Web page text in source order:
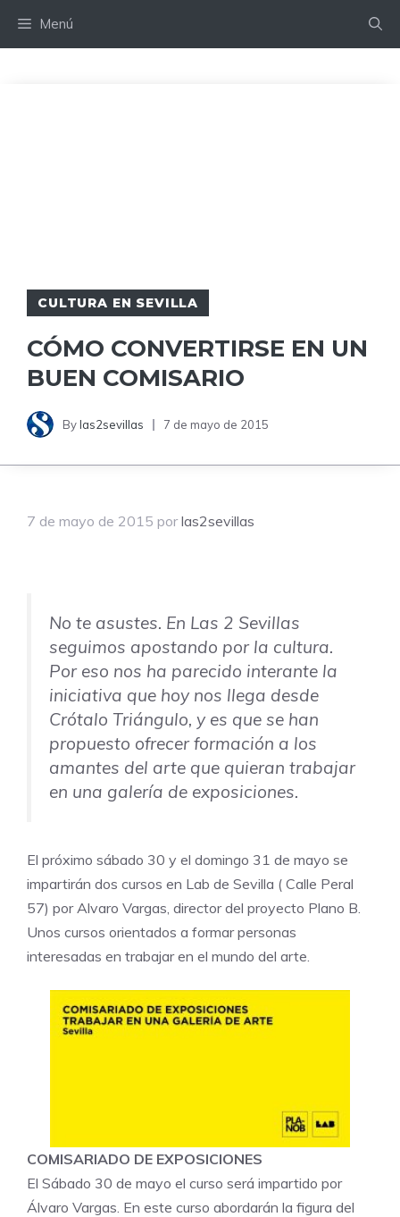
Menú
CULTURA EN SEVILLA
CÓMO CONVERTIRSE EN UN
BUEN COMISARIO
Bylas2sevillas 7 de mayo de 2015
7 de mayo de 2015 por las2sevillas
No te asustes. En Las 2 Sevillas
seguimos apostando por la cultura.
Por eso nos ha parecido interante la
iniciativa que hoy nos llega desde
Crótalo Triángulo, y es que se han
propuesto ofrecer formación a los
amantes del arte que quieran trabajar
en una galería de exposiciones.
El próximo sábado 30 y el domingo 31 de mayo se
impartirán dos cursos en Lab de Sevilla ( Calle Peral
57) por Alvaro Vargas, director del proyecto Plano B.
Unos cursos orientados a formar personas
interesadas en trabajar en el mundo del arte.
COMISARIADO DE EXPOSICIONES
El Sábado 30 de mayo el curso será impartido por
Álvaro Vargas. En este curso abordarán la figura del